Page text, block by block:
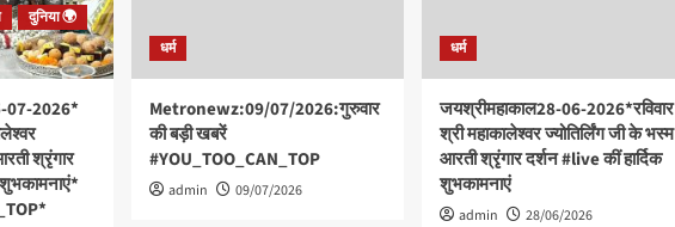
दुनिया 🌍
07-2026*
श्रृंगार
शुभकामनाएं*
धर्म
Metronewz:09/07/2026:गुरुवार
की बड़ी खबरें
#YOU_TOO_CAN_TOP
admin 09/07/2026
धर्म
जयश्रीमहाकाल28-06-2026*रविवार
श्री महाकालेश्वर ज्योतिर्लिंग जी के भस्म
आरती श्रृंगार दर्शन #live कीं हार्दिक
शुभकामनाएं
admin 28/06/2026